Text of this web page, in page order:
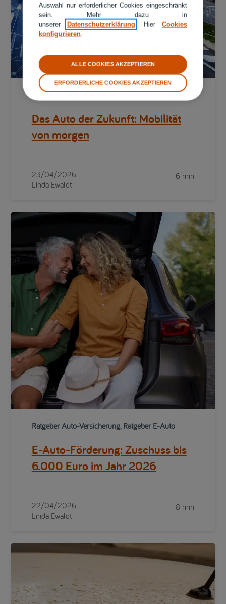
Ratgeber Auto-Versicherung
Das Auto der Zukunft: Mobilität
von morgen
23/04/2026
Linda Ewaldt
6 min
Ratgeber Auto-Versicherung, Ratgeber E-Auto
E-Auto-Förderung: Zuschuss bis
6.000 Euro im Jahr 2026
22/04/2026
Linda Ewaldt
8 min
Auswahl nur erforderlicher Cookies eingeschränkt
sein. Mehr dazu in
unsererDatenschutzerklärung. Hier Cookies
konfigurieren.
ERFORDERLICHE COOKIES AKZEPTIEREN
ALLE COOKIES AKZEPTIEREN